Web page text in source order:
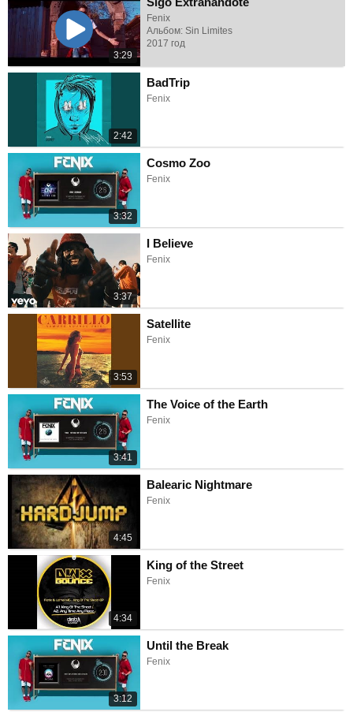
3:29
Fenix
Альбом: Sin Limites
2017 год
2:42
BadTrip
Fenix
3:32
Cosmo Zoo
Fenix
3:37
I Believe
Fenix
3:53
Satellite
Fenix
3:41
The Voice of the Earth
Fenix
4:45
Balearic Nightmare
Fenix
4:34
King of the Street
Fenix
3:12
Until the Break
Fenix